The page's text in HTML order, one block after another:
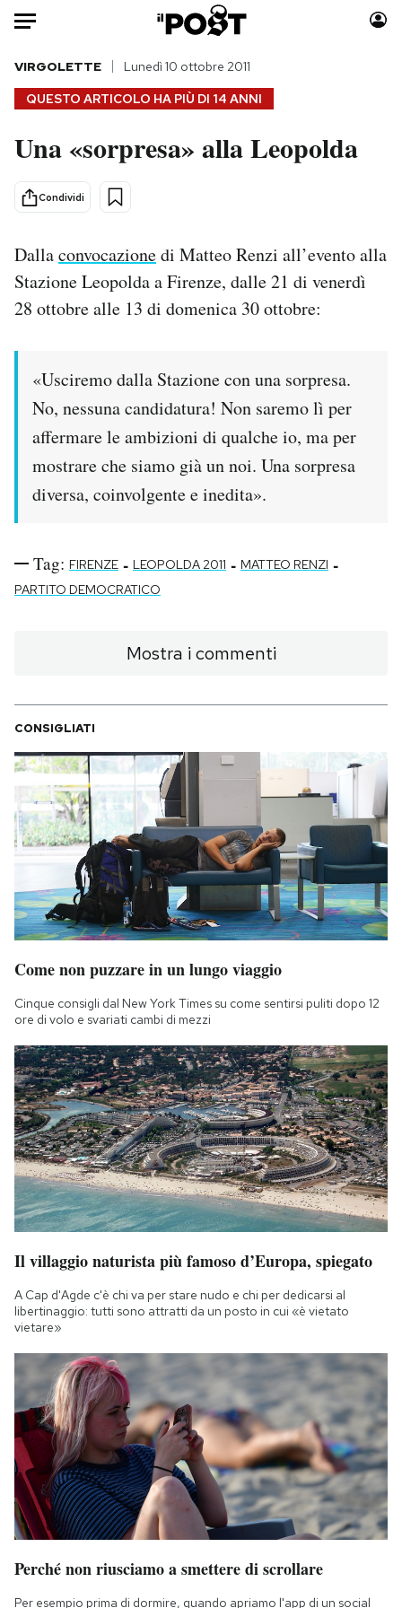
Auto
HOME
Italia
Politica
Internet
Scienza
Cultura
Moda
Ok Boomer!
Media
Europa
PODCAST
NEWSLETTER
I MIEI PREFERITI
AREA PERSONALE
Area Personale
Newsletter
Notifiche mobile
Regala il Post
Hai bisogno di aiuto?
Esci
QUESTO ARTICOLO HA PIÙ DI 14 ANNI
VIRGOLETTE Lunedì 10 ottobre 2011
Una «sorpresa» alla Leopolda
Condividi
Dallaconvocazionedi Matteo Renzi all’evento alla
Stazione Leopolda a Firenze, dalle 21 di venerdì
28 ottobre alle 13 di domenica 30 ottobre:
«Usciremo dalla Stazione con una sorpresa.
No, nessuna candidatura! Non saremo lì per
affermare le ambizioni di qualche io, ma per
mostrare che siamo già un noi. Una sorpresa
diversa, coinvolgente e inedita».
Tag: FIRENZE - LEOPOLDA 2011 - MATTEO RENZI -
PARTITO DEMOCRATICO
Mostra i commenti
CONSIGLIATI
Come non puzzare in un lungo viaggio
Cinque consigli dal New York Times su come sentirsi puliti dopo 12
ore di volo e svariati cambi di mezzi
Il villaggio naturista più famoso d’Europa, spiegato
A Cap d'Agde c'è chi va per stare nudo e chi per dedicarsi al
libertinaggio: tutti sono attratti da un posto in cui «è vietato
vietare»
Perché non riusciamo a smettere di scrollare
Per esempio prima di dormire, quando apriamo l'app di un social